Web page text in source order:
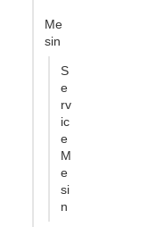
Me
sin
S
e
rv
ic
e
M
e
si
n